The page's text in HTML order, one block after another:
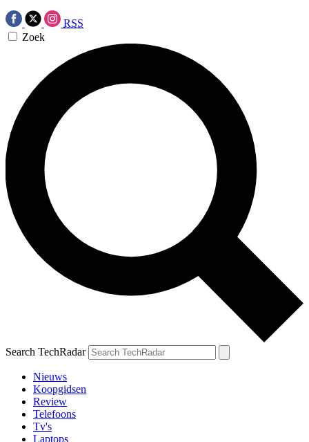
RSS
Zoek
Search TechRadar
Nieuws
Koopgidsen
Review
Telefoons
Tv's
Laptops